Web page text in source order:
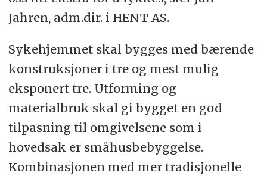
Jahren, adm.dir. i HENT AS.
Sykehjemmet skal bygges med bærende
konstruksjoner i tre og mest mulig
eksponert tre. Utforming og
materialbruk skal gi bygget en god
tilpasning til omgivelsene som i
hovedsak er småhusbebyggelse.
Kombinasjonen med mer tradisjonelle